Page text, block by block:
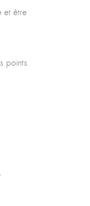
et être
points